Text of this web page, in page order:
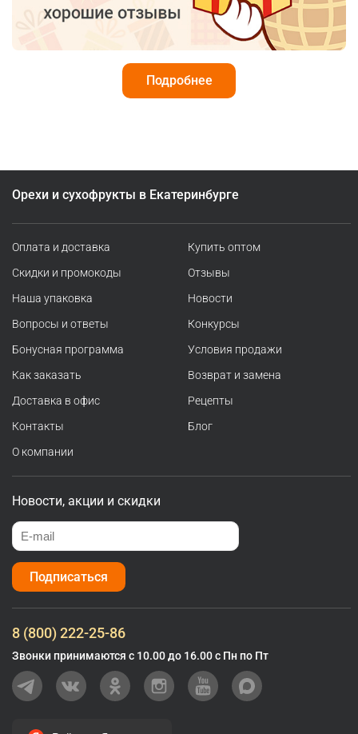
Подробнее
Орехи и сухофрукты в Екатеринбурге
Оплата и доставка
Скидки и промокоды
Наша упаковка
Вопросы и ответы
Бонусная программа
Как заказать
Доставка в офис
Контакты
О компании
Купить оптом
Отзывы
Новости
Конкурсы
Условия продажи
Возврат и замена
Рецепты
Блог
Новости, акции и скидки
Подписаться
8 (800) 222-25-86
Звонки принимаются с 10.00 до 16.00 с Пн по Пт